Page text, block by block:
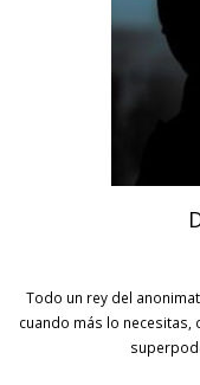
Todo un rey del
cuando más lo necesitas,